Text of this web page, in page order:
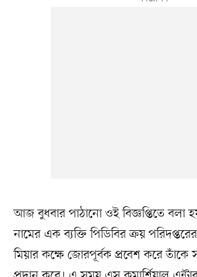
আজ বুধবার পাঠানো ওই বিজ্ঞপ্তিতে বলা
নামের এক ব্যক্তি পিডিবির ক্রয়
মিয়ার কক্ষে জোরপূর্বক প্রবেশ করে তাঁকে